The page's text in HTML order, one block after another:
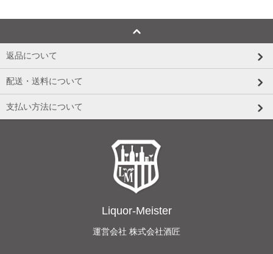
返品について
配送・送料について
支払い方法について
Liquor-Meister
運営会社 株式会社酒匠